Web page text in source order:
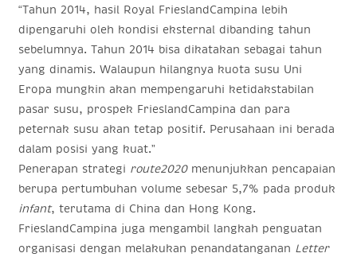
“Tahun 2014, hasil Royal FrieslandCampina lebih
dipengaruhi oleh kondisi eksternal dibanding tahun
sebelumnya. Tahun 2014 bisa dikatakan sebagai tahun
yang dinamis. Walaupun hilangnya kuota susu Uni
Eropa mungkin akan mempengaruhi ketidakstabilan
pasar susu, prospek FrieslandCampina dan para
peternak susu akan tetap positif. Perusahaan ini berada
dalam posisi yang kuat.”
Penerapan strategi route2020 menunjukkan pencapaian
berupa pertumbuhan volume sebesar 5,7% pada produk
infant, terutama di China dan Hong Kong.
FrieslandCampina juga mengambil langkah penguatan
organisasi dengan melakukan penandatanganan Letter